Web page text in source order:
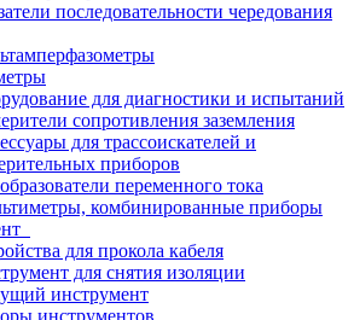
последовательности чередования
для диагностики и испытаний
сопротивления заземления
для трассоискателей и
приборов
переменного тока
комбинированные приборы
для прокола кабеля
для снятия изоляции
инструмент
инструментов